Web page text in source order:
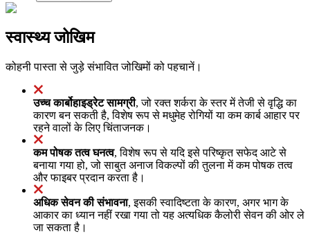
स्वास्थ्य जोखिम
कोहनी पास्ता से जुड़े संभावित जोखिमों को पहचानें।
उच्च कार्बोहाइड्रेट सामग्री, जो रक्त शर्करा के स्तर में तेजी से वृद्धि का
कारण बन सकती है, विशेष रूप से मधुमेह रोगियों या कम कार्ब आहार पर
रहने वालों के लिए चिंताजनक।
कम पोषक तत्व घनत्व, विशेष रूप से यदि इसे परिष्कृत सफेद आटे से
बनाया गया हो, जो साबुत अनाज विकल्पों की तुलना में कम पोषक तत्व
और फाइबर प्रदान करता है।
अधिक सेवन की संभावना, इसकी स्वादिष्टता के कारण, अगर भाग के
आकार का ध्यान नहीं रखा गया तो यह अत्यधिक कैलोरी सेवन की ओर ले
जा सकता है।